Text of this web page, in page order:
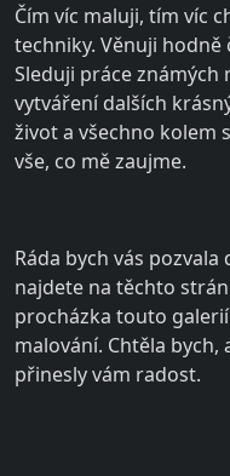
Čím víc maluji, tím víc
techniky. Věnuji hodně
Sleduji práce
vytváření dalších
život a všechno kolem
vše, co mě zaujme.
Ráda bych vás
najdete na těchto
procházka touto
malování. Chtěla bych,
přinesly vám radost.